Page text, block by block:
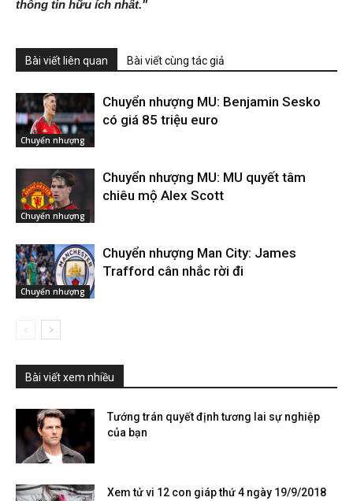
thông tin hữu ích nhất."
Bài viết liên quan Bài viết cùng tác giả
Chuyển nhượng
Chuyển nhượng MU: Benjamin Sesko
có giá 85 triệu euro
Chuyển nhượng
Chuyển nhượng MU: MU quyết tâm
chiêu mộ Alex Scott
Chuyển nhượng
Chuyển nhượng Man City: James
Trafford cân nhắc rời đi
Bài viết xem nhiều
Tướng trán quyết định tương lai sự nghiệp
của bạn
Xem tử vi 12 con giáp thứ 4 ngày 19/9/2018